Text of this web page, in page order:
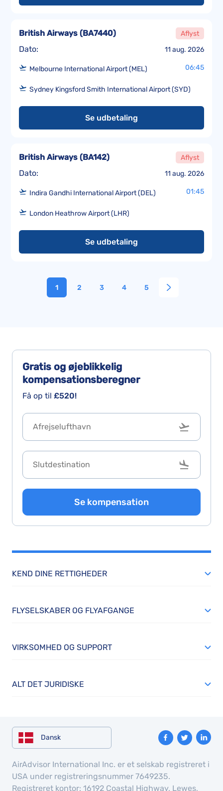
Dato: 11 aug. 2026
British Airways (BA7440) Aflyst
Melbourne International Airport (MEL) 06:45
Sydney Kingsford Smith International Airport (SYD)
Se udbetaling
Dato: 11 aug. 2026
British Airways (BA142) Aflyst
Indira Gandhi International Airport (DEL) 01:45
London Heathrow Airport (LHR)
Se udbetaling
1 2 3 4 5
Gratis og øjeblikkelig
kompensationsberegner
Få op til £520!
Se kompensation
KEND DINE RETTIGHEDER
FLYSELSKABER OG FLYAFGANGE
VIRKSOMHED OG SUPPORT
ALT DET JURIDISKE
Dansk
AirAdvisor International Inc. er et selskab registreret i
USA under registreringsnummer 7649235.
Registreret kontor: 16192 Coastal Highway, Lewes,